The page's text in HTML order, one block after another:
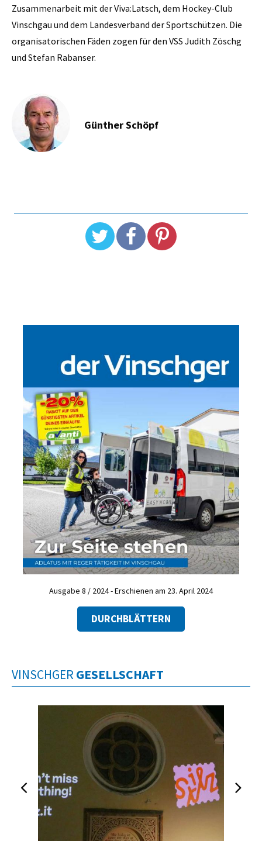
Zusammenarbeit mit der Viva:Latsch, dem Hockey-Club
Vinschgau und dem Landesverband der Sportschützen. Die
organisatorischen Fäden zogen für den VSS Judith Zöschg
und Stefan Rabanser.
Günther Schöpf
Ausgabe 8 / 2024 - Erschienen am 23. April 2024
DURCHBLÄTTERN
VINSCHGER GESELLSCHAFT